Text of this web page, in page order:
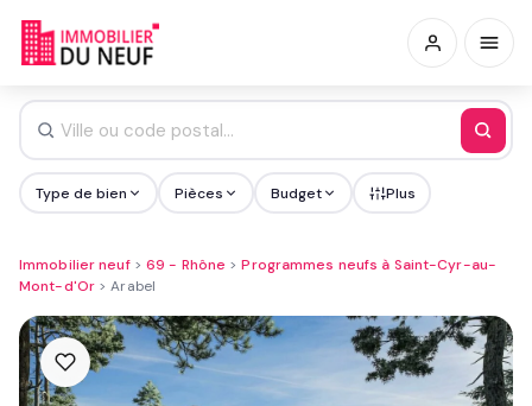
Type de bien Pièces Budget Plus
Immobilier neuf> 69 - Rhône >Programmes neufs à Saint-Cyr-au-
Mont-d'Or >Arabel